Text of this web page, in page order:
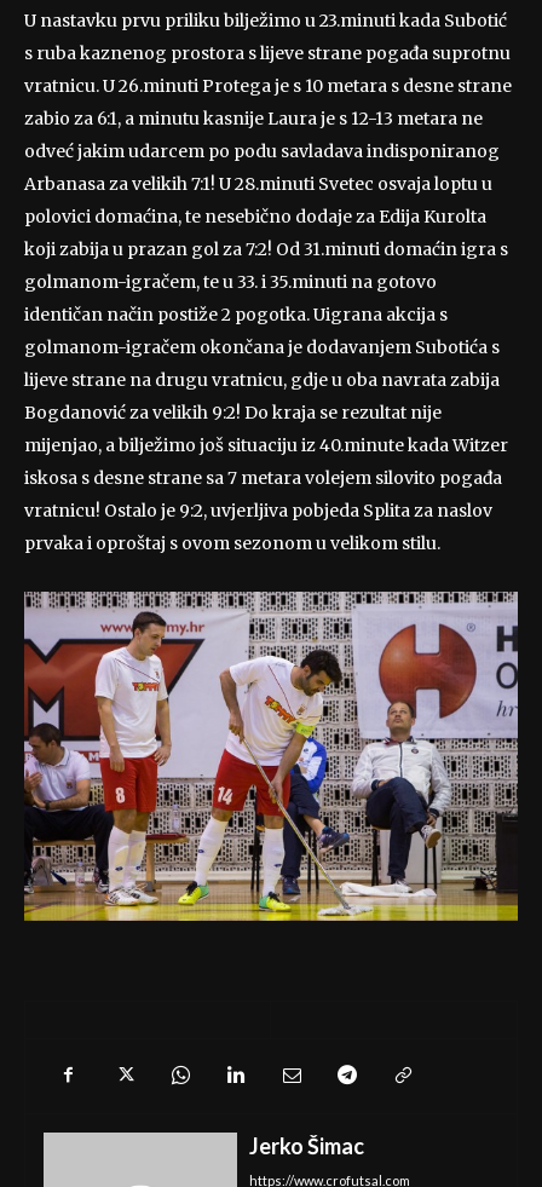
U nastavku prvu priliku bilježimo u 23.minuti kada Subotić
s ruba kaznenog prostora s lijeve strane pogađa suprotnu
vratnicu. U 26.minuti Protega je s 10 metara s desne strane
zabio za 6:1, a minutu kasnije Laura je s 12-13 metara ne
odveć jakim udarcem po podu savladava indisponiranog
Arbanasa za velikih 7:1! U 28.minuti Svetec osvaja loptu u
polovici domaćina, te nesebično dodaje za Edija Kurolta
koji zabija u prazan gol za 7:2! Od 31.minuti domaćin igra s
golmanom-igračem, te u 33. i 35.minuti na gotovo
identičan način postiže 2 pogotka. Uigrana akcija s
golmanom-igračem okončana je dodavanjem Subotića s
lijeve strane na drugu vratnicu, gdje u oba navrata zabija
Bogdanović za velikih 9:2! Do kraja se rezultat nije
mijenjao, a bilježimo još situaciju iz 40.minute kada Witzer
iskosa s desne strane sa 7 metara volejem silovito pogađa
vratnicu! Ostalo je 9:2, uvjerljiva pobjeda Splita za naslov
prvaka i oproštaj s ovom sezonom u velikom stilu.
Jerko Šimac
https://www.crofutsal.com